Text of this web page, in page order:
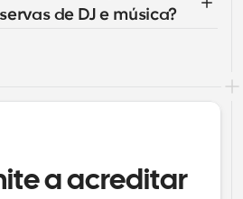
de DJ e música?
a acreditar